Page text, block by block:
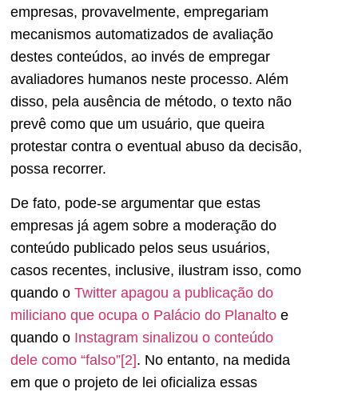
empresas, provavelmente, empregariam
mecanismos automatizados de avaliação
destes conteúdos, ao invés de empregar
avaliadores humanos neste processo. Além
disso, pela ausência de método, o texto não
prevê como que um usuário, que queira
protestar contra o eventual abuso da decisão,
possa recorrer.
De fato, pode-se argumentar que estas
empresas já agem sobre a moderação do
conteúdo publicado pelos seus usuários,
casos recentes, inclusive, ilustram isso, como
quando o Twitter apagou a publicação do
miliciano que ocupa o Palácio do Planalto e
quando o Instagram sinalizou o conteúdo
dele como “falso”[2]. No entanto, na medida
em que o projeto de lei oficializa essas